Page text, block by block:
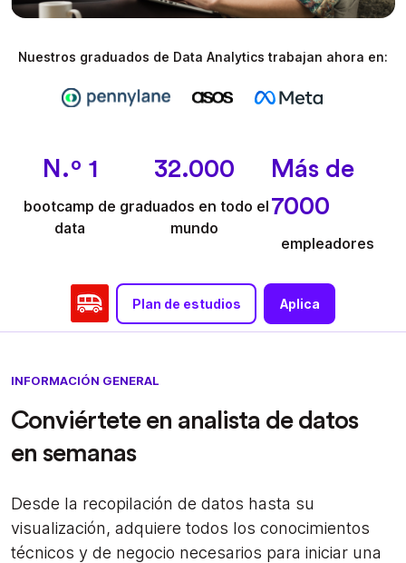
Nuestros graduados de Data Analytics trabajan ahora en:
N.º 1
bootcamp de
data
32.000
graduados en todo el
mundo
Más de
7000
empleadores
Plan de estudios Aplica
INFORMACIÓN GENERAL
Conviértete en analista de datos
en semanas
Desde la recopilación de datos hasta su
visualización, adquiere todos los conocimientos
técnicos y de negocio necesarios para iniciar una